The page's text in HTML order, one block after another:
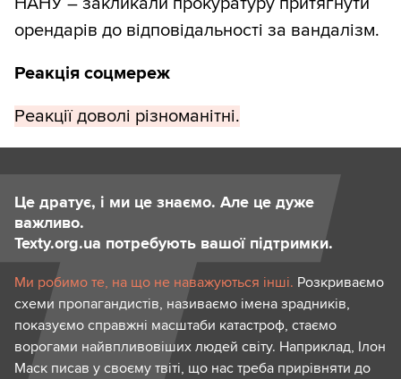
орендарів до відповідальності за вандалізм.
Реакція соцмереж
Реакції доволі різноманітні.
Це дратує, і ми це знаємо. Але це дуже
важливо.
Texty.org.ua потребують вашої підтримки.
Ми робимо те, на що не наважуються інші. Розкриваємо
схеми пропагандистів, називаємо імена зрадників,
показуємо справжні масштаби катастроф, стаємо
ворогами найвпливовіших людей світу. Наприклад, Ілон
Маск писав у своєму твіті, що нас треба прирівняти до